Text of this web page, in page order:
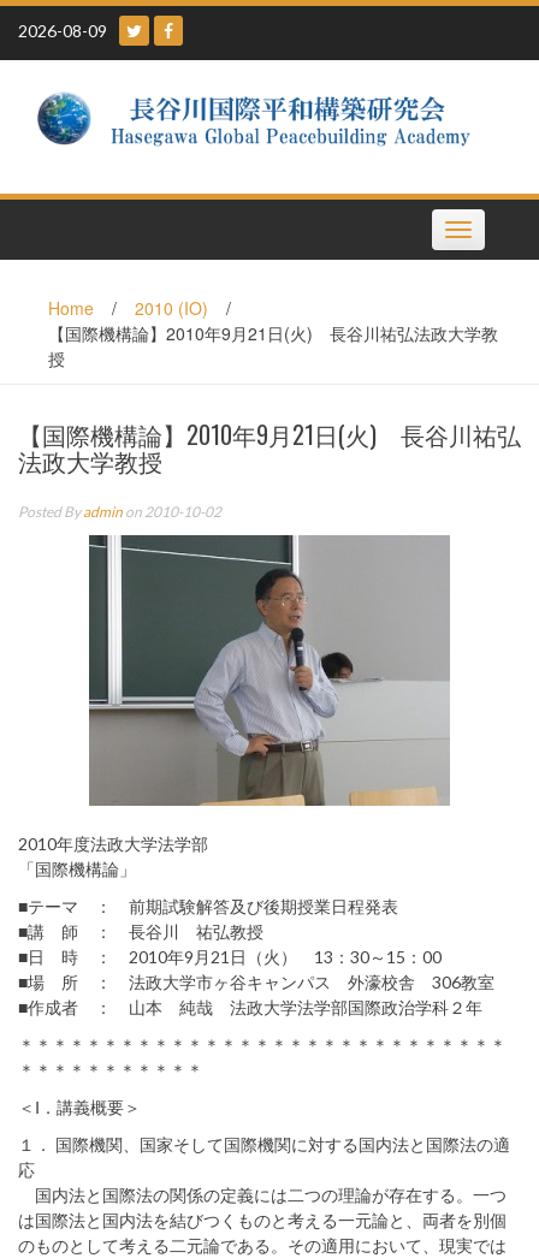
Skip
content
2026-08-09
Toggle
navigation
Home / 2010 (IO)
/
【国際機構論】2010年9月21日(火) 長谷川祐弘法政大学教
授
【国際機構論】2010年9月21日(火) 長谷川祐弘
法政大学教授
Posted Byadmin on 2010-10-02
2010年度法政大学法学部
「国際機構論」
■テーマ ： 前期試験解答及び後期授業日程発表
■講 師 ： 長谷川 祐弘教授
■日 時 ： 2010年9月21日（火） 13：30～15：00
■場 所 ： 法政大学市ヶ谷キャンパス 外濠校舎 306教室
■作成者 ： 山本 純哉 法政大学法学部国際政治学科２年
＊＊＊＊＊＊＊＊＊＊＊＊＊＊＊＊＊＊＊＊＊＊＊＊＊＊＊＊＊
＊＊＊＊＊＊＊＊＊＊＊
＜Ⅰ．講義概要＞
１． 国際機関、国家そして国際機関に対する国内法と国際法の適
応
国内法と国際法の関係の定義には二つの理論が存在する。一つ
は国際法と国内法を結びつくものと考える一元論と、両者を別個
のものとして考える二元論である。その適用において、現実では